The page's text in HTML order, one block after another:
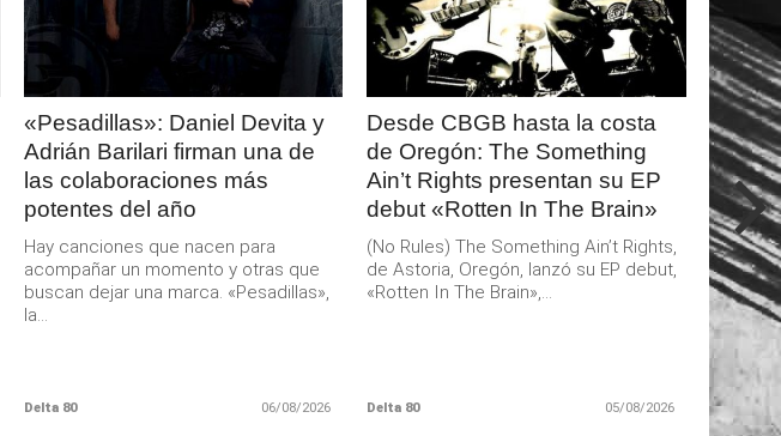
«Pesadillas»: Daniel Devita y
Adrián Barilari firman una de
las colaboraciones más
potentes del año
Hay canciones que nacen para
acompañar un momento y otras que
buscan dejar una marca. «Pesadillas»,
la...
Delta 80 06/08/2026
Desde CBGB hasta la costa
de Oregón: The Something
Ain’t Rights presentan su EP
debut «Rotten In The Brain»
(No Rules) The Something Ain’t Rights,
de Astoria, Oregón, lanzó su EP debut,
«Rotten In The Brain»,...
Delta 80 05/08/2026